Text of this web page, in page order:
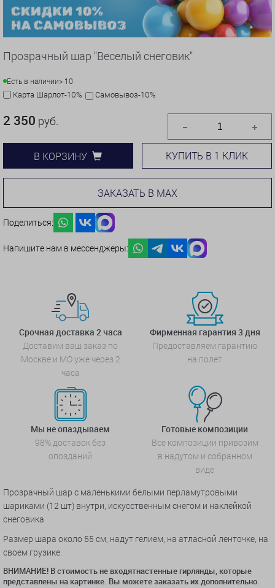
Прозрачный шар "Веселый снеговик"
Есть в наличии> 10
Карта Шарлот-10% Самовывоз-10%
2 350 руб.
В КОРЗИНУ КУПИТЬ В 1 КЛИК
ЗАКАЗАТЬ В MAX
Поделиться:
Напишите нам в мессенджеры:
Срочная доставка 2 часа
Доставим ваш заказ по
Москве и МО уже через 2
часа
Фирменная гарантия 3 дня
Предоставляем гарантию
на полет
Мы не опаздываем
98% доставок без
опозданий
Готовые композиции
Все композиции привозим
в надутом и собранном
виде
Прозрачный шар с маленькими белыми перламутровыми
шариками (12 шт) внутри, искусственным снегом и наклейкой
снеговика
Размер шара около 55 см, надут гелием, на атласной ленточке, на
своем грузике.
ВНИМАНИЕ! В стоимость не входятнастенные гирлянды, которые
представлены на картинке. Вы можете заказать их дополнительно.